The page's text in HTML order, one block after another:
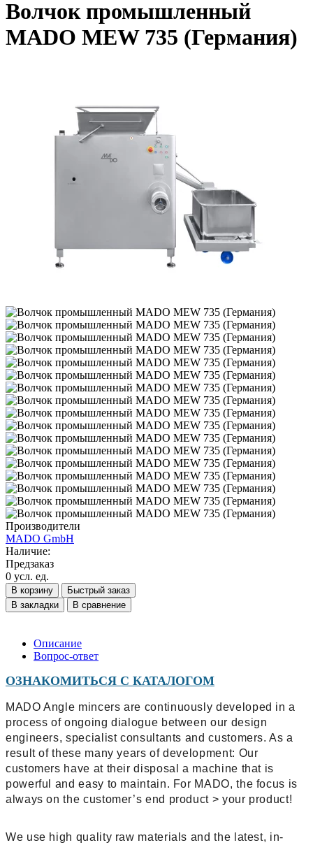
Волчок промышленный
MADO MEW 735 (Германия)
Производители
MADO GmbH
Наличие:
Предзаказ
0 усл. ед.
В корзину
Быстрый заказ
В закладки
В сравнение
Описание
Вопрос-ответ
ОЗНАКОМИТЬСЯ С КАТАЛОГОМ
MADO Angle mincers are continuously developed in a
process of ongoing dialogue between our design
engineers, specialist consultants and customers. As a
result of these many years of development: Our
customers have at their disposal a machine that is
powerful and easy to maintain. For MADO, the focus is
always on the customer’s end product > your product!
We use high quality raw materials and the latest, in-